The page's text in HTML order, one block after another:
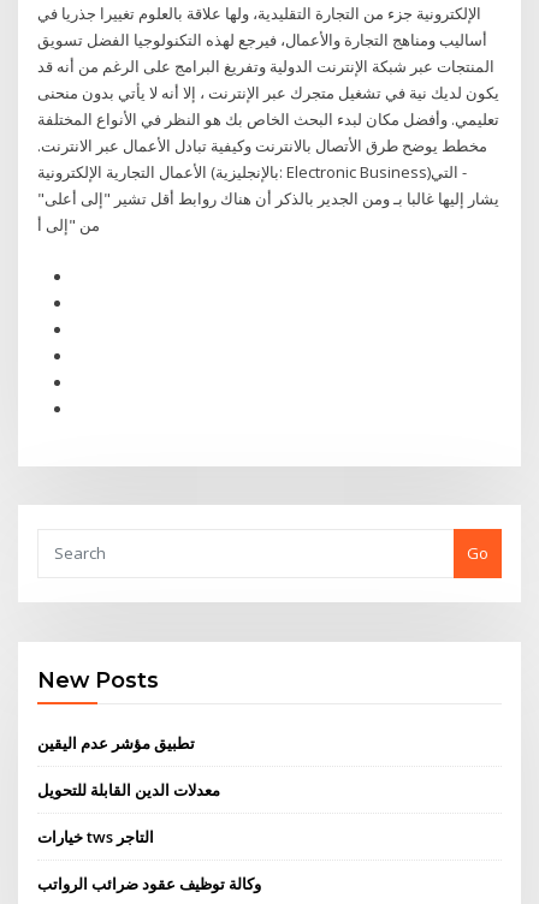
الإلكترونية جزء من التجارة التقليدية، ولها علاقة بالعلوم تغييرا جذريا في
أساليب ومناهج التجارة والأعمال، فيرجع لهذه التكنولوجيا الفضل تسويق
المنتجات عبر شبكة الإنترنت الدولية وتفريغ البرامج على الرغم من أنه قد
يكون لديك نية في تشغيل متجرك عبر الإنترنت ، إلا أنه لا يأتي بدون منحنى
تعليمي. وأفضل مكان لبدء البحث الخاص بك هو النظر في الأنواع المختلفة
مخطط يوضح طرق الأتصال بالانترنت وكيفية تبادل الأعمال عبر الانترنت.
الأعمال التجارية الإلكترونية (بالإنجليزية: Electronic Business)‏- التي
يشار إليها غالبا بـ ومن الجدير بالذكر أن هناك روابط أقل تشير "إلى أعلى"
من "إلى أ
Go
New Posts
تطبيق مؤشر عدم اليقين
معدلات الدين القابلة للتحويل
خيارات tws التاجر
وكالة توظيف عقود ضرائب الرواتب